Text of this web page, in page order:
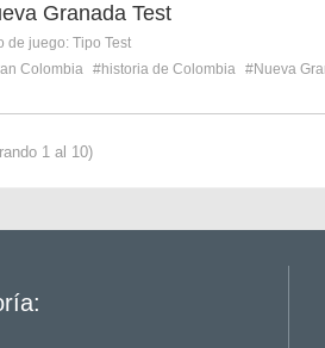
Granada Test
de juego: Tipo Test
Colombia #historia de Colombia #Nueva
1 al 10)